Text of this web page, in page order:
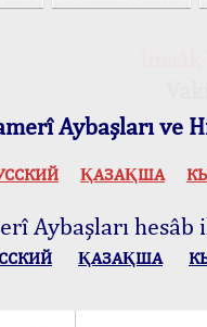
Aybaşları ve
ҚАЗАҚША
Aybaşları
ҚАЗАҚША